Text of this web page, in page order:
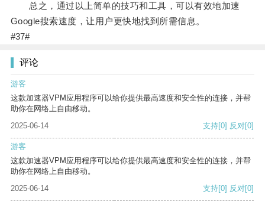
总之，通过以上简单的技巧和工具，可以有效地加速
Google搜索速度，让用户更快地找到所需信息。
#37#
评论
游客
这款加速器VPM应用程序可以给你提供最高速度和安全性的连接，并帮
助你在网络上自由移动。
2025-06-14
支持[0] 反对[0]
游客
这款加速器VPM应用程序可以给你提供最高速度和安全性的连接，并帮
助你在网络上自由移动。
2025-06-14
支持[0] 反对[0]